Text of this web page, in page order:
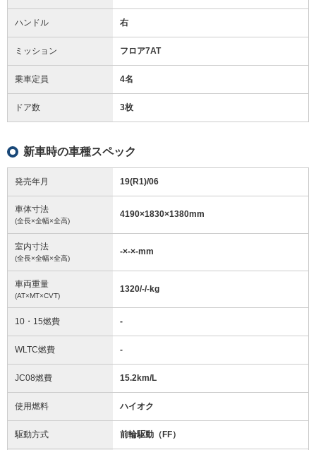
ハンドル 右
ミッション フロア7AT
乗車定員 4名
ドア数 3枚
新車時の車種スペック
発売年月 19(R1)/06
車体寸法
(全長×全幅×全高)
4190×1830×1380mm
室内寸法
(全長×全幅×全高)
-×-×-mm
車両重量
(AT×MT×CVT)
1320/-/-kg
10・15燃費 -
WLTC燃費 -
JC08燃費 15.2km/L
使用燃料 ハイオク
駆動方式 前輪駆動（FF）